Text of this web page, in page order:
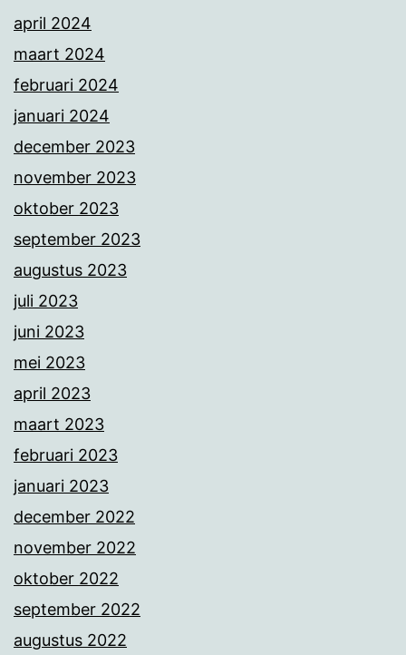
april 2024
maart 2024
februari 2024
januari 2024
december 2023
november 2023
oktober 2023
september 2023
augustus 2023
juli 2023
juni 2023
mei 2023
april 2023
maart 2023
februari 2023
januari 2023
december 2022
november 2022
oktober 2022
september 2022
augustus 2022